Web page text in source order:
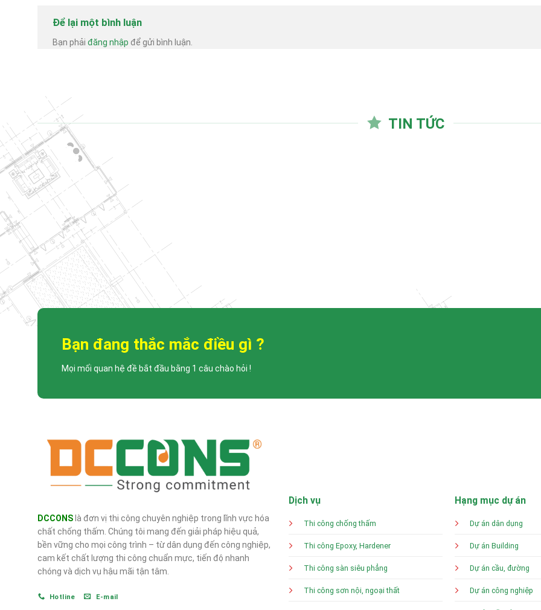
Để lại một bình luận
Bạn phải đăng nhập để gửi bình luận.
TIN TỨC
03
Th10
Bạn đang thắc mắc điều gì ?
Mọi mối quan hệ đề bắt đầu bằng 1 câu chào hỏi !
DCCONS là đơn vị thi công chuyên nghiệp trong lĩnh vực hóa
chất chống thấm. Chúng tôi mang đến giải pháp hiệu quả,
bền vững cho mọi công trình – từ dân dụng đến công nghiệp,
cam kết chất lượng thi công chuẩn mực, tiến độ nhanh
chóng và dịch vụ hậu mãi tận tâm.
Hotline E-mail
Dịch vụ
Thi công chống thấm
Thi công Epoxy, Hardener
Thi công sàn siêu phẳng
Thi công sơn nội, ngoại thất
Hạng mục dự án
Dự án dân dụng
Dự án Building
Dự án cầu, đường
Dự án công nghiệp